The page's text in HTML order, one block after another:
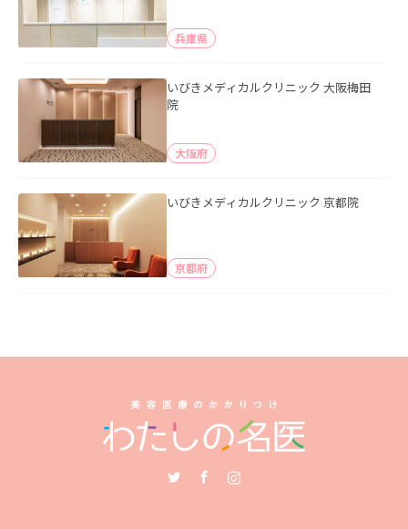
兵庫県
いびきメディカルクリニック 大阪梅田
院
大阪府
いびきメディカルクリニック 京都院
京都府